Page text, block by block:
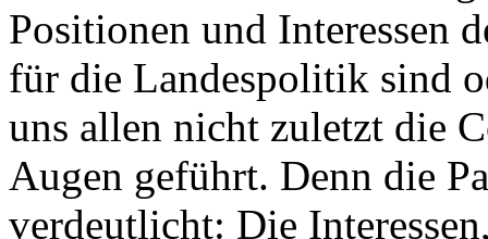
Positionen und Interessen
für die Landespolitik sind
uns allen nicht zuletzt die
Augen geführt. Denn die
verdeutlicht: Die